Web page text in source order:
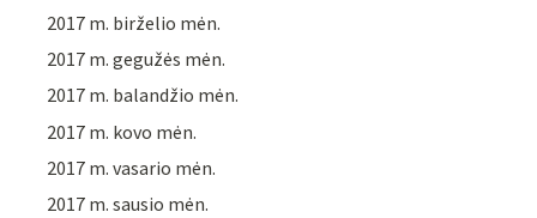
2017 m. birželio mėn.
2017 m. gegužės mėn.
2017 m. balandžio mėn.
2017 m. kovo mėn.
2017 m. vasario mėn.
2017 m. sausio mėn.